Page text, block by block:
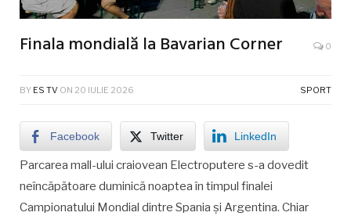
Finala mondială la Bavarian Corner 0
BY ES TV ON 20 IULIE 2026 SPORT
Facebook Twitter LinkedIn
Parcarea mall-ului craiovean Electroputere s-a dovedit
neîncăpătoare duminică noaptea în timpul finalei
Campionatului Mondial dintre Spania și Argentina. Chiar